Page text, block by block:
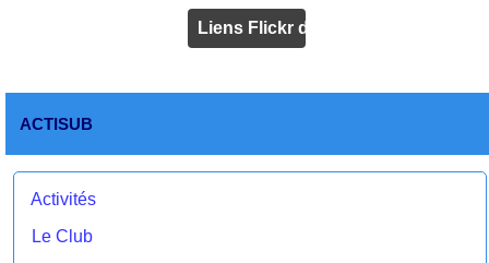
Liens Flickr des amis
ACTISUB
Activités
Le Club